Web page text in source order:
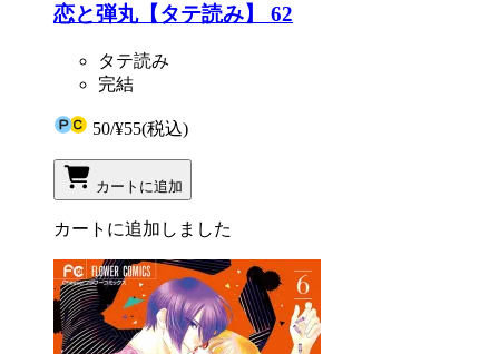
恋と弾丸【タテ読み】 62
タテ読み
完結
50/¥55(税込)
カートに追加
カートに追加しました